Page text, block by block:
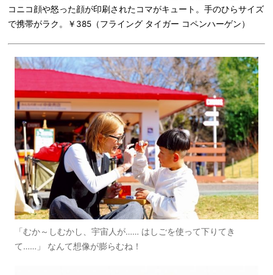
コニコ顔や怒った顔が印刷されたコマがキュート。手のひらサイズ
で携帯がラク。￥385（フライング タイガー コペンハーゲン）
「むか～しむかし、宇宙人が…… はしごを使って下りてき
て……」 なんて想像が膨らむね！